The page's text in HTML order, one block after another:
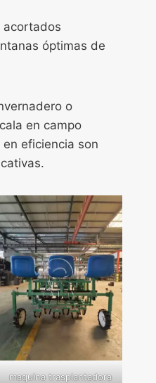
acortados
óptimas de
o
en campo
eficiencia son
maquina trasplantadora